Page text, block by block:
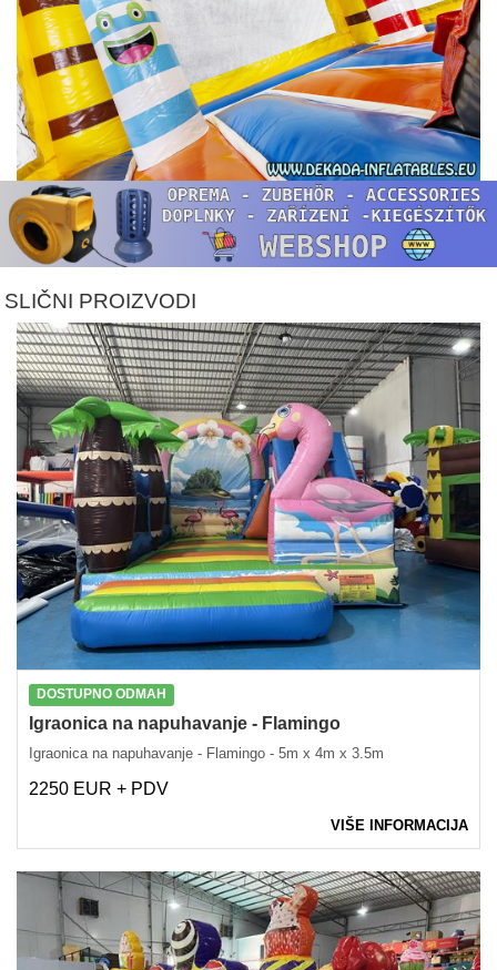
SLIČNI PROIZVODI
DOSTUPNO ODMAH
Igraonica na napuhavanje - Flamingo
Igraonica na napuhavanje - Flamingo - 5m x 4m x 3.5m
2250 EUR + PDV
VIŠE INFORMACIJA